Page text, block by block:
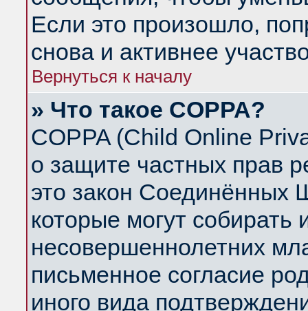
Если это произошло,
снова и активнее
Вернуться к началу
» Что такое COPPA?
COPPA (Child Online
о защите частных прав
это закон Соединённых
которые могут
несовершеннолетних
письменное согласие
иного вида